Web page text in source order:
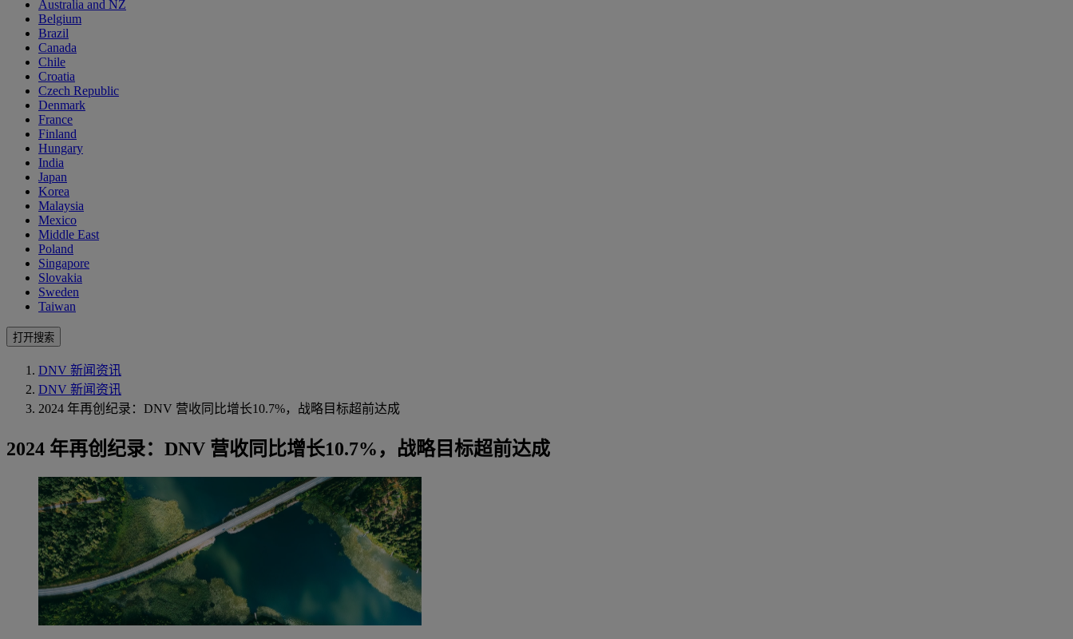
Australia and NZ
Belgium
Brazil
Canada
Chile
Croatia
Czech Republic
Denmark
France
Finland
Hungary
India
Japan
Korea
Malaysia
Mexico
Middle East
Poland
Singapore
Slovakia
Sweden
Taiwan
打开搜索
DNV 新闻资讯
DNV 新闻资讯
2024 年再创纪录：DNV 营收同比增长10.7%，战略目标超前达成
2024 年再创纪录：DNV 营收同比增长10.7%，战略目标超前达成